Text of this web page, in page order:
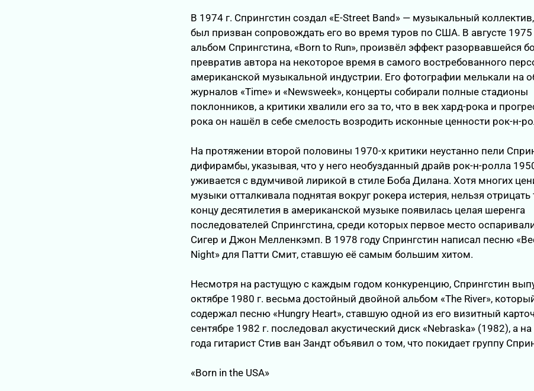
В 1974 г. Спрингстин создал «E-Street Band» — музыкальный
был призван сопровождать его во время туров по США. В августе 1975
альбом Спрингстина, «Born to Run», произвёл эффект разорвавшейся
превратив автора на некоторое время в самого востребованного
американской музыкальной индустрии. Его фотографии мелькали на
журналов «Time» и «Newsweek», концерты собирали полные стадионы
поклонников, а критики хвалили его за то, что в век хард-рока и
рока он нашёл в себе смелость возродить исконные ценности рок-н-
На протяжении второй половины 1970-х критики неустанно пели
дифирамбы, указывая, что у него необузданный драйв рок-н-ролла
уживается с вдумчивой лирикой в стиле Боба Дилана. Хотя многих
музыки отталкивала поднятая вокруг рокера истерия, нельзя отрицать
концу десятилетия в американской музыке появилась целая шеренга
последователей Спрингстина, среди которых первое место
Сигер и Джон Мелленкэмп. В 1978 году Спрингстин написал песню
Night» для Патти Смит, ставшую её самым большим хитом.
Несмотря на растущую с каждым годом конкуренцию, Спрингстин
октябре 1980 г. весьма достойный двойной альбом «The River»,
содержал песню «Hungry Heart», ставшую одной из его визитный
сентябре 1982 г. последовал акустический диск «Nebraska» (1982), а на
года гитарист Стив ван Зандт объявил о том, что покидает группу
«Born in the USA»